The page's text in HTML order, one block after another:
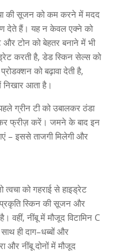
की सूजन को कम करने में मदद
देते हैं। यह न केवल एक्ने को
और टोन को बेहतर बनाने में भी
करती है, डेड स्किन सेल्स को
को बढ़ावा देती है,
निखार आता है।
ग्रीन टी को उबालकर ठंडा
फ्रीज़ करें। जमने के बाद इन
– इससे ताजगी मिलेगी और
त्वचा को गहराई से हाइड्रेट
स्किन की सूजन और
वहीं, नींबू में मौजूद विटामिनC
साथ ही दाग–धब्बों और
और नींबू दोनों में मौजूद